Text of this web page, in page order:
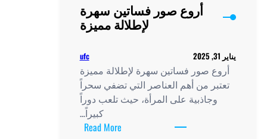
أروع صور فساتين سهرة
لإطلالة مميزة
يناير 31, 2025 ufc
أروع صور فساتين سهرة لإطلالة مميزة
تعتبر من أهم العناصر التي تضفي سحراً
وجاذبية على المرأة، حيث تلعب دوراً
كبيراً…
Read More